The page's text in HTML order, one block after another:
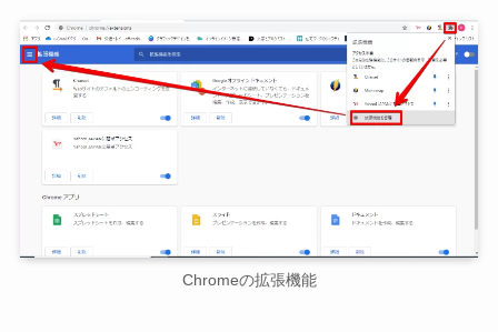
Chromeの拡張機能